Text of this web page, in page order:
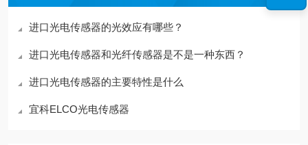
进口光电传感器的光效应有哪些？
进口光电传感器和光纤传感器是不是一种东西？
进口光电传感器的主要特性是什么
宜科ELCO光电传感器